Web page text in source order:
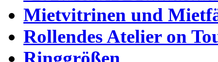
Mietvitrinen und
Rollendes Atelier on